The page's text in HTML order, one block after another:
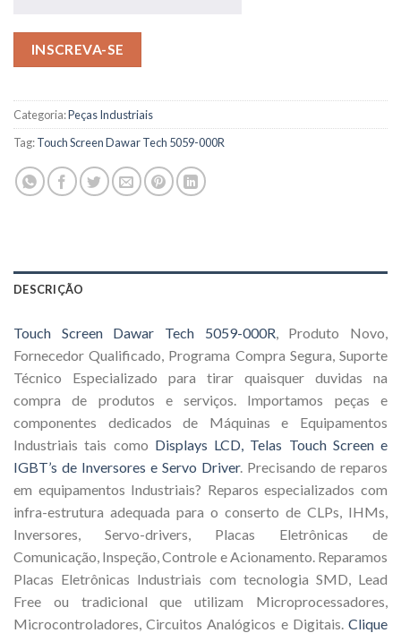
INSCREVA-SE
Categoria:Peças Industriais
Tag:Touch Screen Dawar Tech 5059-000R
DESCRIÇÃO
Touch Screen Dawar Tech 5059-000R , Produto Novo,
Fornecedor Qualificado, Programa Compra Segura, Suporte
Técnico Especializado para tirar quaisquer duvidas na
compra de produtos e serviços. Importamos peças e
componentes dedicados de Máquinas e Equipamentos
Industriais tais como Displays LCD, Telas Touch Screen e
IGBT’s de Inversores e Servo Driver. Precisando de reparos
em equipamentos Industriais? Reparos especializados com
infra-estrutura adequada para o conserto de CLPs, IHMs,
Inversores, Servo-drivers, Placas Eletrônicas de
Comunicação, Inspeção, Controle e Acionamento. Reparamos
Placas Eletrônicas Industriais com tecnologia SMD, Lead
Free ou tradicional que utilizam Microprocessadores,
Microcontroladores, Circuitos Analógicos e Digitais. Clique